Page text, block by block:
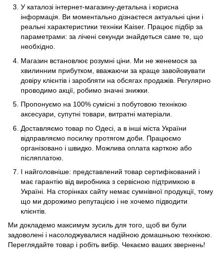
У каталозі інтернет-магазину-детальна і корисна
інформація. Ви моментально дізнаєтеся актуальні ціни і
реальні характеристики техніки Kaiser. Працює підбір за
параметрами: за лічені секунди знайдеться саме те, що
необхідно.
Магазин встановлює розумні ціни. Ми не женемося за
хвилинним прибутком, вважаючи за краще завойовувати
довіру клієнтів і заробляти на обсягах продажів. Регулярно
проводимо акції, робимо значні знижки.
Пропонуємо на 100% сумісні з побутовою технікою
аксесуари, супутні товари, витратні матеріали.
Доставляємо товар по Одесі, а в інші міста України
відправляємо посилку протягом доби. Працюємо
організовано і швидко. Можлива оплата карткою або
післяплатою.
І найголовніше: представлений товар сертифікований і
має гарантію від виробника з сервісною підтримкою в
Україні. На сторінках сайту немає сумнівної продукції, тому
що ми дорожимо репутацією і не хочемо підводити
клієнтів.
Ми докладемо максимум зусиль для того, щоб ви були
задоволені і насолоджувалися надійною домашньою технікою.
Переглядайте товар і робіть вибір. Чекаємо ваших звернень!